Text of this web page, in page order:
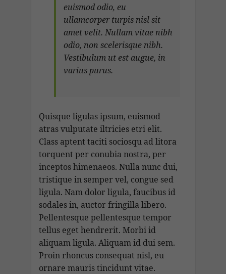
euismod odio, eu
ullamcorper turpis nisl sit
amet velit. Nullam vitae nibh
odio, non scelerisque nibh.
Vestibulum ut est augue, in
varius purus.
Quisque ligulas ipsum, euismod
atras vulputate iltricies etri elit.
Class aptent taciti sociosqu ad litora
torquent per conubia nostra, per
inceptos himenaeos. Nulla nunc dui,
tristique in semper vel, congue sed
ligula. Nam dolor ligula, faucibus id
sodales in, auctor fringilla libero.
Pellentesque pellentesque tempor
tellus eget hendrerit. Morbi id
aliquam ligula. Aliquam id dui sem.
Proin rhoncus consequat nisl, eu
ornare mauris tincidunt vitae.